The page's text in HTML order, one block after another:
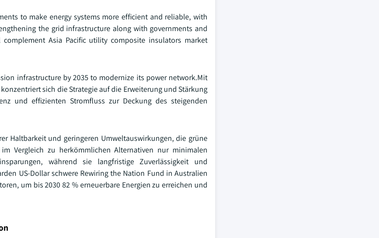
to make energy systems more efficient and reliable, with
the grid infrastructure along with governments and
Asia Pacific utility composite insulators market
infrastructure by 2035 to modernize its power network.Mit
sich die Strategie auf die Erweiterung und Stärkung
und effizienten Stromfluss zur Deckung des steigenden
Haltbarkeit und geringeren Umweltauswirkungen, die grüne
Vergleich zu herkömmlichen Alternativen nur minimalen
während sie langfristige Zuverlässigkeit und
US-Dollar schwere Rewiring the Nation Fund in Australien
um bis 2030 82 % erneuerbare Energien zu erreichen und